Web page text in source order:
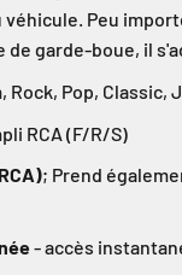
Peu
de garde-boue, il
Pop, Classic,
RCA (F/R/S)
; Prend
- accès